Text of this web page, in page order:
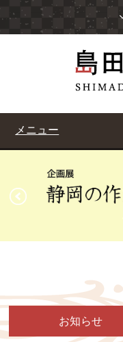
メニュー
お知らせ